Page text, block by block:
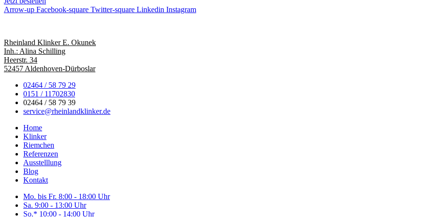
Arrow-up Facebook-square Twitter-square Linkedin Instagram
Rheinland Klinker E. Okunek
Inh.: Alina Schilling
Heerstr. 34
52457 Aldenhoven-Dürboslar
02464 / 58 79 29
0151 / 11702830
02464 / 58 79 39
service@rheinlandklinker.de
Home
Klinker
Riemchen
Referenzen
Ausstelllung
Blog
Kontakt
Mo. bis Fr. 8:00 - 18:00 Uhr
Sa. 9:00 - 13:00 Uhr
So.* 10:00 - 14:00 Uhr